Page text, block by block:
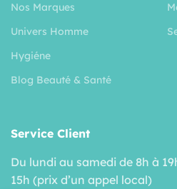
Nos Marques
Univers Homme
Hygiéne
Blog Beauté & Santé
Service Client
Du lundi au samedi de 8h à
15h (prix d’un appel local)